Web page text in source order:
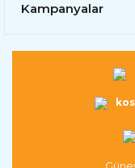
Kampanyalar